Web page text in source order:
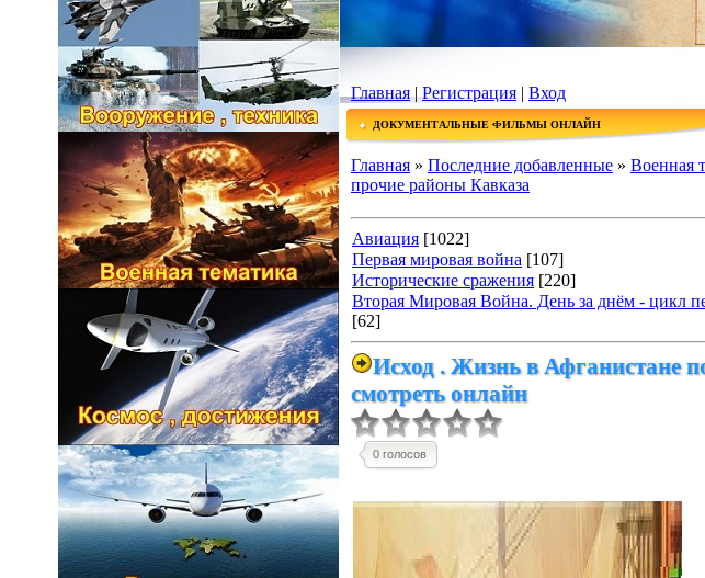
Главная|Регистрация | Вход
ДОКУМЕНТАЛЬНЫЕ ФИЛЬМЫ ОНЛАЙН
Главная » Последние добавленные » Военная
прочие районы Кавказа
Авиация [1022]
Первая мировая война [107]
Исторические сражения [220]
Вторая Мировая Война. День за днём - цикл
[62]
Исход . Жизнь в Афганистане
смотреть онлайн
0 голосов